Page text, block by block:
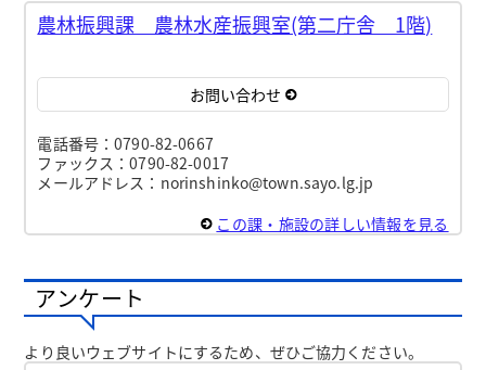
農林振興課 農林水産振興室(第二庁舎 1階)
お問い合わせ
電話番号：0790-82-0667
ファックス：0790-82-0017
メールアドレス：norinshinko@town.sayo.lg.jp
この課・施設の詳しい情報を見る
アンケート
より良いウェブサイトにするため、ぜひご協力ください。